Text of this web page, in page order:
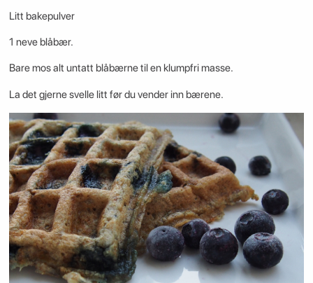
Litt bakepulver
1 neve blåbær.
Bare mos alt untatt blåbærne til en klumpfri masse.
La det gjerne svelle litt før du vender inn bærene.